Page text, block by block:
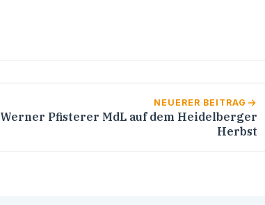
NEUERER BEITRAG
Werner Pfisterer MdL auf dem Heidelberger
Herbst